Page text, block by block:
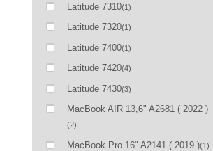
Latitude 7310(1)
Latitude 7320(1)
Latitude 7400(1)
Latitude 7420(4)
Latitude 7430(3)
MacBook AIR 13,6" A2681 ( 2022 )
(2)
MacBook Pro 16" A2141 ( 2019 )(1)